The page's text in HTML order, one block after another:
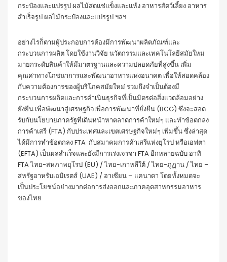
กระป๋องและแปรรูป ผลไม้สดแช่แข็งและแห้ง อาหารสัตว์เลี้ยง อาหาร
สำเร็จรูป ผลไม้กระป๋องและแปรรูป ฯลฯ
อย่างไรก็ตามผู้ประกอบการต้องมีการพัฒนาผลิตภัณฑ์และ
กระบวนการผลิต โดยใช้งานวิจัย นวัตกรรมและเทคโนโลยีสมัยใหม่
มายกระดับสินค้าให้มีมาตรฐานและความปลอดภัยที่สูงขึ้น เพิ่ม
คุณค่าทางโภชนาการและพัฒนาอาหารแห่งอนาคต เพื่อให้สอดคล้อง
กับความต้องการของผู้บริโภคสมัยใหม่ รวมถึงจำเป็นต้องมี
กระบวนการผลิตและการดำเนินธุรกิจที่เป็นมิตรต่อสิ่งแวดล้อมอย่าง
ยั่งยืน เพื่อพัฒนาสู่เศรษฐกิจเพื่อการพัฒนาที่ยั่งยืน (BCG) ซึ่งจะสอด
รับกับนโยบายภาครัฐที่เดินหน้าหาตลาดการค้าใหม่ๆ และทำข้อตกลง
การค้าเสรี (FTA) กับประเทศและเขตเศรษฐกิจใหม่ๆ เพิ่มขึ้น ซึ่งล่าสุด
ได้มีการทำข้อตกลง FTA กับสมาคมการค้าเสรีแห่งยุโรป หรือเอฟตา
(EFTA) เป็นผลสำเร็จและยังมีการเร่งเจรจา FTA อีกหลายฉบับ อาทิ
FTA ไทย-สหภาพยุโรป (EU) / ไทย-เกาหลีใต้ / ไทย-ภูฏาน / ไทย –
สหรัฐอาหรับเอมิเรตส์ (UAE) / อาเซียน – แคนาดา โดยทั้งหมดจะ
เป็นประโยชน์อย่างมากต่อการส่งออกและภาคอุตสาหกรรมอาหาร
ของไทย